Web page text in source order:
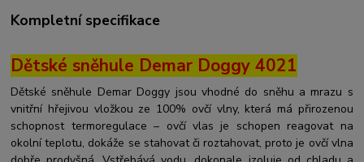
Kompletní specifikace
Dětské sněhule Demar Doggy 4021
Dětské sněhule Demar Doggy jsou vhodné do sněhu a mrazu s
vnitřní hřejivou vložkou ze 100% ovčí vlny, která má přirozenou
schopnost termoregulace – ovčí vlas je schopen reagovat na
okolní teplotu, dokáže se stahovat či roztahovat, proto je ovčí vlna